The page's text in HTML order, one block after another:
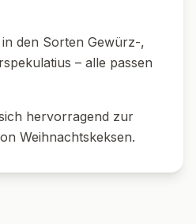
den Sorten Gewürz-,
– alle passen
hervorragend zur
Weihnachtskeksen.